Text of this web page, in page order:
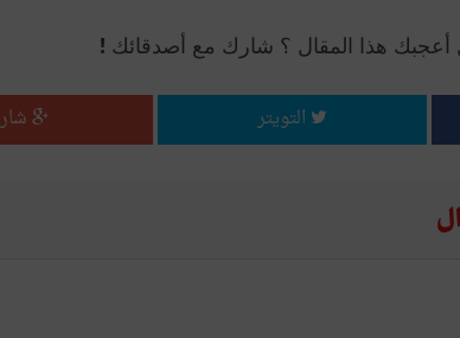
أعجبك هذا المقال ؟ شارك مع أصدقائك !
التويتر